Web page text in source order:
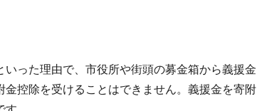
った理由で、市役所や街頭の募金箱から義援金
控除を受けることはできません。義援金を寄附